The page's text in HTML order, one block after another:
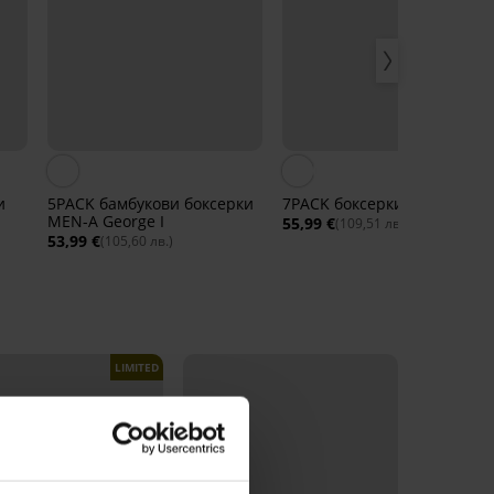
5PACK бамбукови боксерки
MEN-A George I
53,99 €(105,60 лв.)
7PACK боксерки MEN-A
55,99 €(109,51 лв.)
LIMITED